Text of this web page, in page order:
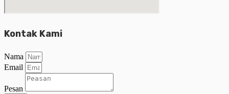
Kontak Kami
Nama
Email
Pesan